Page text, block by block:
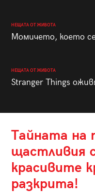
НЕЩАТА ОТ ЖИВОТА
Момичето, което
НЕЩАТА ОТ ЖИВОТА
Stranger Things
Тайната на
щастливия
красивите
разкрита!